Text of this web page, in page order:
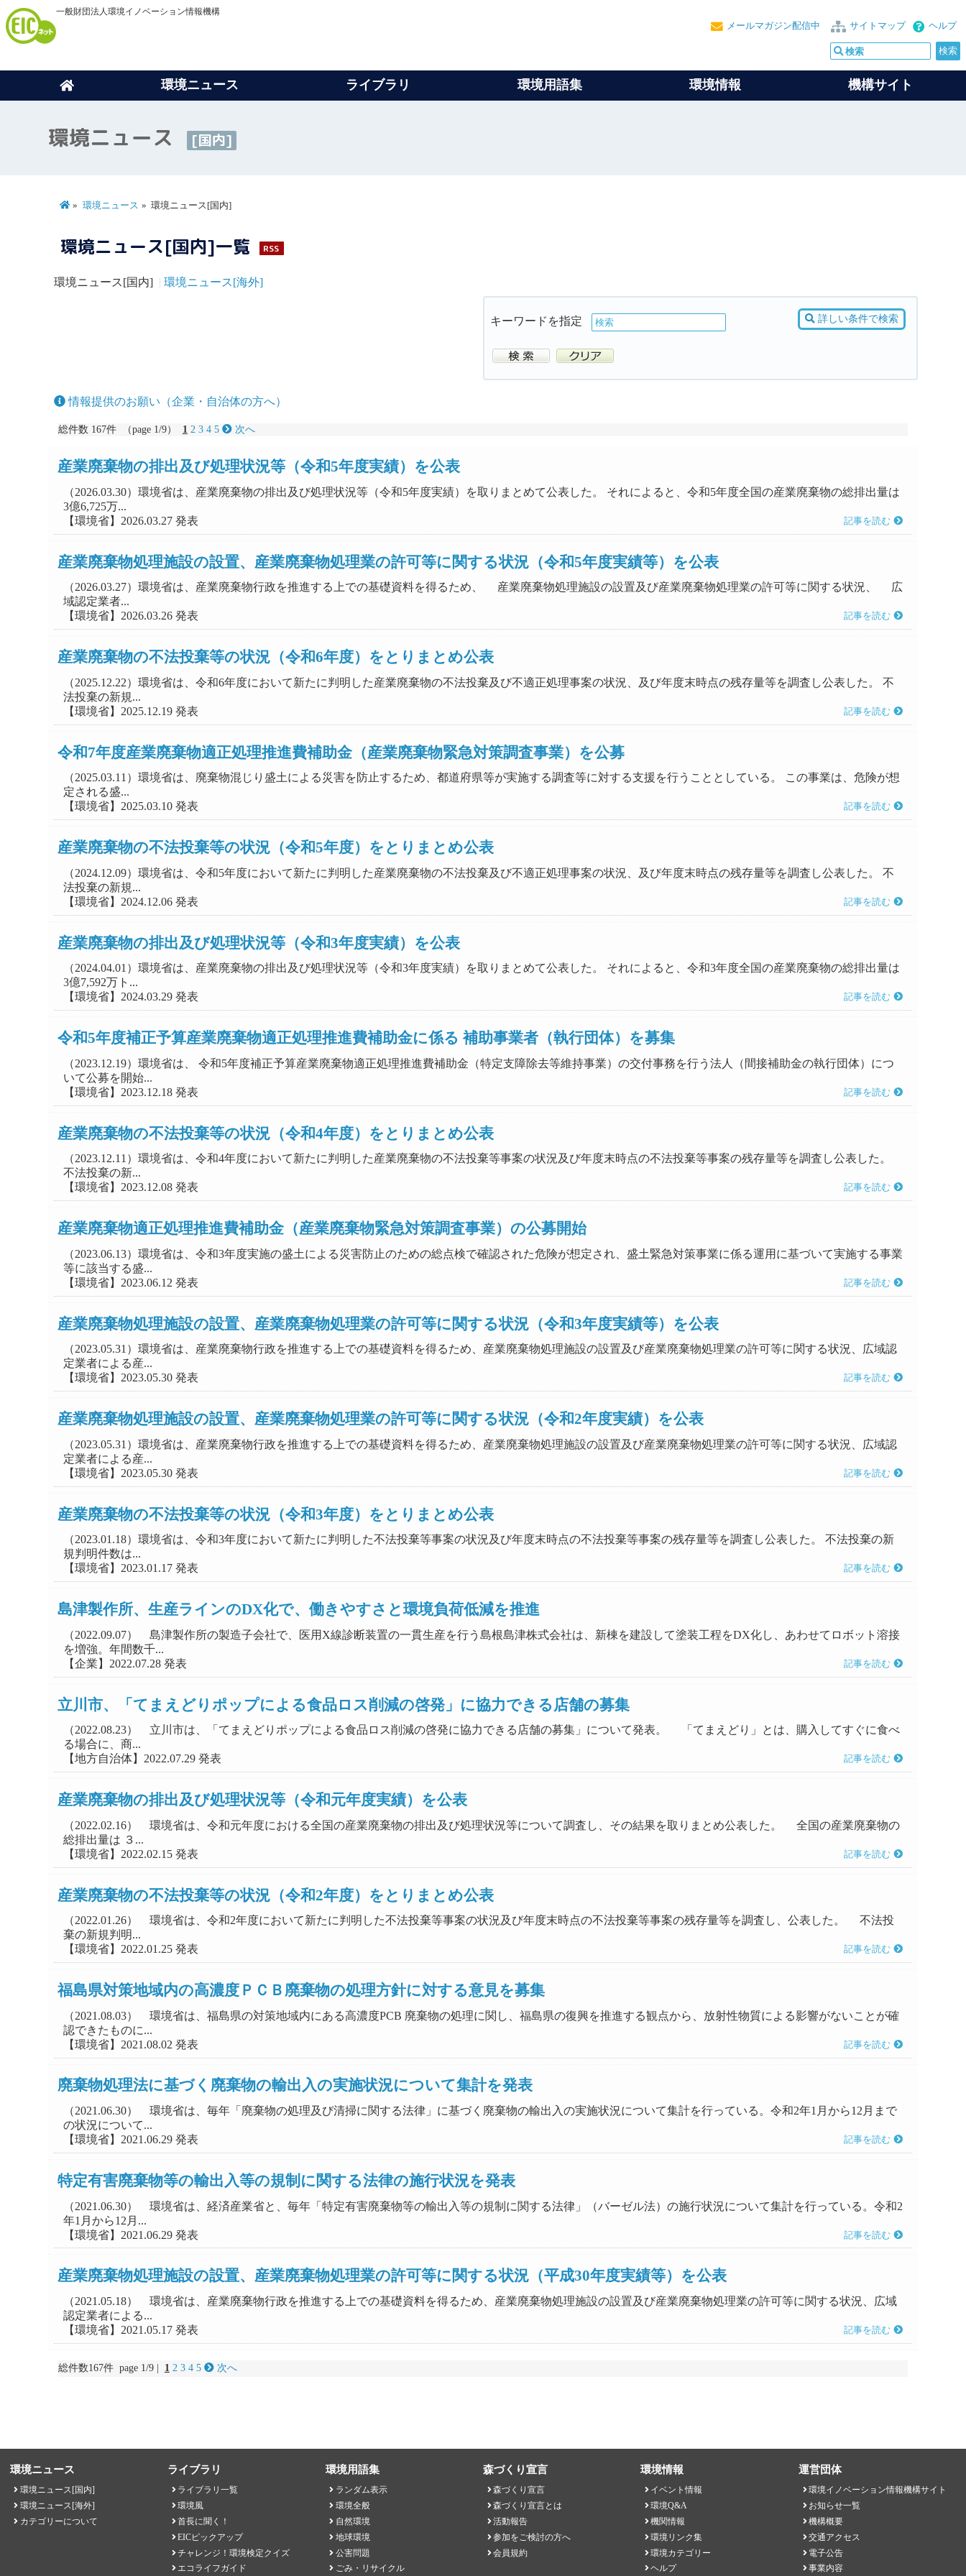
一般財団法人環境イノベーション情報機構
ヘルプ
サイトマップ
メールマガジン配信中
環境ニュース ライブラリ 環境用語集 環境情報 機構サイト
環境ニュース [国内]
環境ニュース 環境ニュース[国内]
環境ニュース[国内]一覧 RSS
環境ニュース[国内] 環境ニュース[海外]
キーワードを指定 詳しい条件で検索
情報提供のお願い（企業・自治体の方へ）
総件数 167件 （page 1/9） 1 2 3 4 5 次へ
産業廃棄物の排出及び処理状況等（令和5年度実績）を公表
（2026.03.30）環境省は、産業廃棄物の排出及び処理状況等（令和5年度実績）を取りまとめて公表した。 それによると、令和5年度全国の産業廃棄物の総排出量は
3億6,725万...
【環境省】2026.03.27 発表
記事を読む
産業廃棄物処理施設の設置、産業廃棄物処理業の許可等に関する状況（令和5年度実績等）を公表
（2026.03.27）環境省は、産業廃棄物行政を推進する上での基礎資料を得るため、 産業廃棄物処理施設の設置及び産業廃棄物処理業の許可等に関する状況、 広
域認定業者...
【環境省】2026.03.26 発表
記事を読む
産業廃棄物の不法投棄等の状況（令和6年度）をとりまとめ公表
（2025.12.22）環境省は、令和6年度において新たに判明した産業廃棄物の不法投棄及び不適正処理事案の状況、及び年度末時点の残存量等を調査し公表した。 不
法投棄の新規...
【環境省】2025.12.19 発表
記事を読む
令和7年度産業廃棄物適正処理推進費補助金（産業廃棄物緊急対策調査事業）を公募
（2025.03.11）環境省は、廃棄物混じり盛土による災害を防止するため、都道府県等が実施する調査等に対する支援を行うこととしている。 この事業は、危険が想
定される盛...
【環境省】2025.03.10 発表
記事を読む
産業廃棄物の不法投棄等の状況（令和5年度）をとりまとめ公表
（2024.12.09）環境省は、令和5年度において新たに判明した産業廃棄物の不法投棄及び不適正処理事案の状況、及び年度末時点の残存量等を調査し公表した。 不
法投棄の新規...
【環境省】2024.12.06 発表
記事を読む
産業廃棄物の排出及び処理状況等（令和3年度実績）を公表
（2024.04.01）環境省は、産業廃棄物の排出及び処理状況等（令和3年度実績）を取りまとめて公表した。 それによると、令和3年度全国の産業廃棄物の総排出量は
3億7,592万ト...
【環境省】2024.03.29 発表
記事を読む
令和5年度補正予算産業廃棄物適正処理推進費補助金に係る 補助事業者（執行団体）を募集
（2023.12.19）環境省は、 令和5年度補正予算産業廃棄物適正処理推進費補助金（特定支障除去等維持事業）の交付事務を行う法人（間接補助金の執行団体）につ
いて公募を開始...
【環境省】2023.12.18 発表
記事を読む
産業廃棄物の不法投棄等の状況（令和4年度）をとりまとめ公表
（2023.12.11）環境省は、令和4年度において新たに判明した産業廃棄物の不法投棄等事案の状況及び年度末時点の不法投棄等事案の残存量等を調査し公表した。
不法投棄の新...
【環境省】2023.12.08 発表
記事を読む
産業廃棄物適正処理推進費補助金（産業廃棄物緊急対策調査事業）の公募開始
（2023.06.13）環境省は、令和3年度実施の盛土による災害防止のための総点検で確認された危険が想定され、盛土緊急対策事業に係る運用に基づいて実施する事業
等に該当する盛...
【環境省】2023.06.12 発表
記事を読む
産業廃棄物処理施設の設置、産業廃棄物処理業の許可等に関する状況（令和3年度実績等）を公表
（2023.05.31）環境省は、産業廃棄物行政を推進する上での基礎資料を得るため、産業廃棄物処理施設の設置及び産業廃棄物処理業の許可等に関する状況、広域認
定業者による産...
【環境省】2023.05.30 発表
記事を読む
産業廃棄物処理施設の設置、産業廃棄物処理業の許可等に関する状況（令和2年度実績）を公表
（2023.05.31）環境省は、産業廃棄物行政を推進する上での基礎資料を得るため、産業廃棄物処理施設の設置及び産業廃棄物処理業の許可等に関する状況、広域認
定業者による産...
【環境省】2023.05.30 発表
記事を読む
産業廃棄物の不法投棄等の状況（令和3年度）をとりまとめ公表
（2023.01.18）環境省は、令和3年度において新たに判明した不法投棄等事案の状況及び年度末時点の不法投棄等事案の残存量等を調査し公表した。 不法投棄の新
規判明件数は...
【環境省】2023.01.17 発表
記事を読む
島津製作所、生産ラインのDX化で、働きやすさと環境負荷低減を推進
（2022.09.07） 島津製作所の製造子会社で、医用X線診断装置の一貫生産を行う島根島津株式会社は、新棟を建設して塗装工程をDX化し、あわせてロボット溶接
を増強。年間数千...
【企業】2022.07.28 発表
記事を読む
立川市、「てまえどりポップによる食品ロス削減の啓発」に協力できる店舗の募集
（2022.08.23） 立川市は、「てまえどりポップによる食品ロス削減の啓発に協力できる店舗の募集」について発表。 「てまえどり」とは、購入してすぐに食べ
る場合に、商...
【地方自治体】2022.07.29 発表
記事を読む
産業廃棄物の排出及び処理状況等（令和元年度実績）を公表
（2022.02.16） 環境省は、令和元年度における全国の産業廃棄物の排出及び処理状況等について調査し、その結果を取りまとめ公表した。 全国の産業廃棄物の
総排出量は ３...
【環境省】2022.02.15 発表
記事を読む
産業廃棄物の不法投棄等の状況（令和2年度）をとりまとめ公表
（2022.01.26） 環境省は、令和2年度において新たに判明した不法投棄等事案の状況及び年度末時点の不法投棄等事案の残存量等を調査し、公表した。 不法投
棄の新規判明...
【環境省】2022.01.25 発表
記事を読む
福島県対策地域内の高濃度ＰＣＢ廃棄物の処理方針に対する意見を募集
（2021.08.03） 環境省は、福島県の対策地域内にある高濃度PCB 廃棄物の処理に関し、福島県の復興を推進する観点から、放射性物質による影響がないことが確
認できたものに...
【環境省】2021.08.02 発表
記事を読む
廃棄物処理法に基づく廃棄物の輸出入の実施状況について集計を発表
（2021.06.30） 環境省は、毎年「廃棄物の処理及び清掃に関する法律」に基づく廃棄物の輸出入の実施状況について集計を行っている。令和2年1月から12月まで
の状況について...
【環境省】2021.06.29 発表
記事を読む
特定有害廃棄物等の輸出入等の規制に関する法律の施行状況を発表
（2021.06.30） 環境省は、経済産業省と、毎年「特定有害廃棄物等の輸出入等の規制に関する法律」（バーゼル法）の施行状況について集計を行っている。令和2
年1月から12月...
【環境省】2021.06.29 発表
記事を読む
産業廃棄物処理施設の設置、産業廃棄物処理業の許可等に関する状況（平成30年度実績等）を公表
（2021.05.18） 環境省は、産業廃棄物行政を推進する上での基礎資料を得るため、産業廃棄物処理施設の設置及び産業廃棄物処理業の許可等に関する状況、広域
認定業者による...
【環境省】2021.05.17 発表
記事を読む
総件数167件 page 1/9 | 1 2 3 4 5 次へ
環境ニュース
環境ニュース[国内]
環境ニュース[海外]
カテゴリーについて
ライブラリ
ライブラリ一覧
環境風
首長に聞く！
EICピックアップ
チャレンジ！環境検定クイズ
エコライフガイド
環境用語集
ランダム表示
環境全般
自然環境
地球環境
公害問題
ごみ・リサイクル
森づくり宣言
森づくり宣言
森づくり宣言とは
活動報告
参加をご検討の方へ
会員規約
環境情報
イベント情報
環境Q&A
機関情報
環境リンク集
環境カテゴリー
ヘルプ
運営団体
環境イノベーション情報機構サイト
お知らせ一覧
機構概要
交通アクセス
電子公告
事業内容